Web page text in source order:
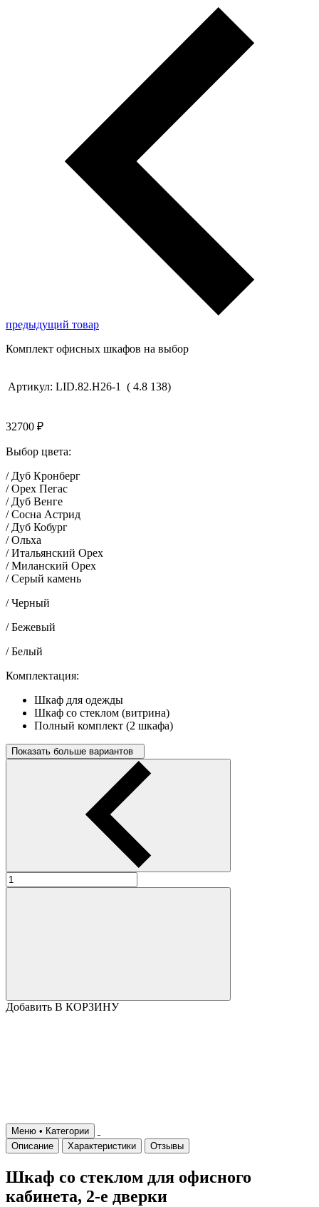
предыдущий товар
Комплект офисных шкафов на выбор
Артикул: LID.82.H26-1 ( 4.8 138)
32700 ₽
Выбор цвета:
/ Дуб Кронберг
/ Орех Пегас
/ Дуб Венге
/ Сосна Астрид
/ Дуб Кобург
/ Ольха
/ Итальянский Орех
/ Миланский Орех
/ Серый камень
/ Черный
/ Бежевый
/ Белый
Комплектация:
Шкаф для одежды
Шкаф со стеклом (витрина)
Полный комплект (2 шкафа)
Показать больше вариантов
Добавить В КОРЗИНУ
Меню • Категории
Описание
Характеристики Отзывы
Шкаф со стеклом для офисного
кабинета, 2-е дверки